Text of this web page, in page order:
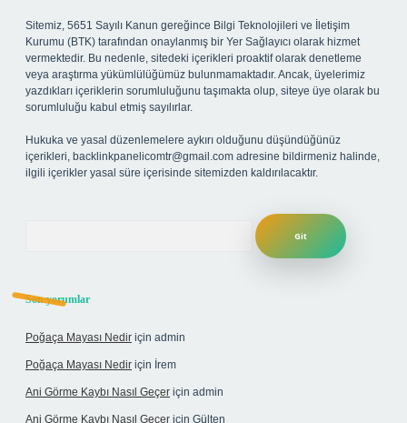
Sitemiz, 5651 Sayılı Kanun gereğince Bilgi Teknolojileri ve İletişim
Kurumu (BTK) tarafından onaylanmış bir Yer Sağlayıcı olarak hizmet
vermektedir. Bu nedenle, sitedeki içerikleri proaktif olarak denetleme
veya araştırma yükümlülüğümüz bulunmamaktadır. Ancak, üyelerimiz
yazdıkları içeriklerin sorumluluğunu taşımakta olup, siteye üye olarak bu
sorumluluğu kabul etmiş sayılırlar.
Hukuka ve yasal düzenlemelere aykırı olduğunu düşündüğünüz
içerikleri, backlinkpanelicomtr@gmail.com adresine bildirmeniz halinde,
ilgili içerikler yasal süre içerisinde sitemizden kaldırılacaktır.
Son yorumlar
Poğaça Mayası Nedir için admin
Poğaça Mayası Nedir için İrem
Ani Görme Kaybı Nasıl Geçer için admin
Ani Görme Kaybı Nasıl Geçer için Gülten